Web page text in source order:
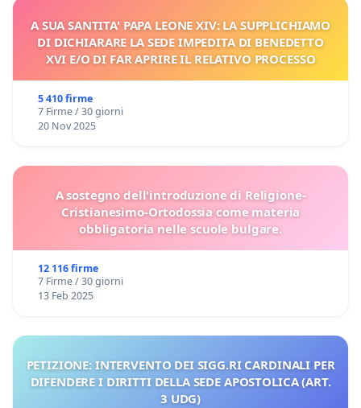
A SUA SANTITA' PAPA LEONE XIV: LA SUPPLICHIAMO
DI DICHIARARE LA SEDE IMPEDITA DI BENEDETTO
XVI E/O DI FAR APRIRE IL RELATIVO PROCESSO
5 410 firme
7 Firme / 30 giorni
20 Nov 2025
A sostegno dell'introduzione di Religione-
Cristianesimo-Ortodossia come materia
obbligatoria nelle scuole bulgare.
12 116 firme
7 Firme / 30 giorni
13 Feb 2025
PETIZIONE: INTERVENTO DEI SIGG.RI CARDINALI PER
DIFENDERE I DIRITTI DELLA SEDE APOSTOLICA (ART.
3 UDG)